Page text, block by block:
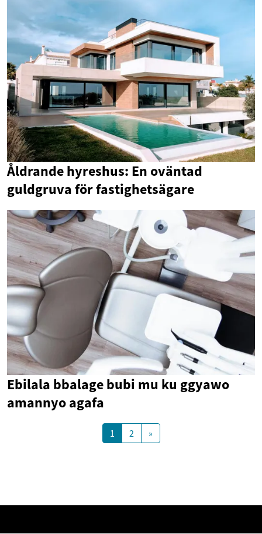
Åldrande hyreshus: En oväntad
guldgruva för fastighetsägare
Ebilala bbalage bubi mu ku ggyawo
amannyo agafa
1 2 »